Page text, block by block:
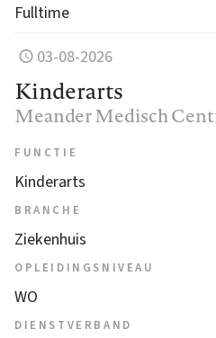
Fulltime
03-08-2026
Kinderarts
Meander Medisch
FUNCTIE
Kinderarts
BRANCHE
Ziekenhuis
OPLEIDINGSNIVEAU
WO
DIENSTVERBAND